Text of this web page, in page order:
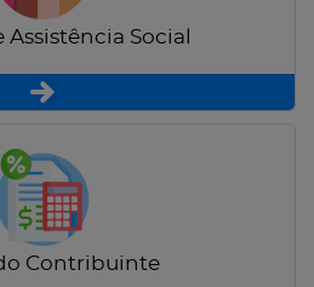
Assistência Social
Contribuinte